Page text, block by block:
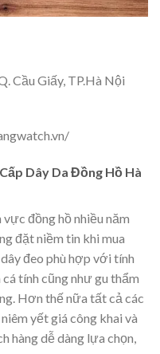
Cầu Giấy, TP.Hà Nội
Dây Da Đồng Hồ Hà
đồng hồ nhiều năm
đặt niềm tin khi mua
đeo phù hợp với tính
tính cũng như gu thẩm
Hơn thế nữa tất cả các
yết giá công khai và
hàng dễ dàng lựa chọn,